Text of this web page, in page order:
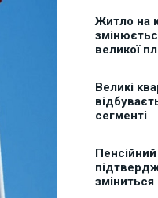
Житло на
великої
Великі
сегменті
зміниться